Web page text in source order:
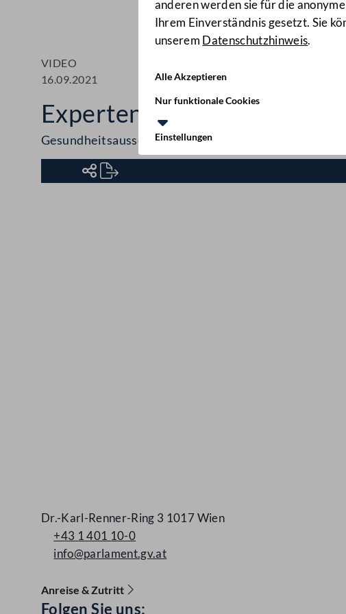
Accessibility Menu anzeigen
anderen werden sie für die
Ihrem Einverständnis gesetzt. Sie
unserem Datenschutzhinweis.
Alle Akzeptieren
Nur funktionale Cookies
Einstellungen
VIDEO
16.09.2021
Expertenhearing zum
Gesundheitsausschuss
Dr.-Karl-Renner-Ring 3 1017 Wien
+43 1 401 10-0
info@parlament.gv.at
Anreise & Zutritt
Folgen Sie uns: